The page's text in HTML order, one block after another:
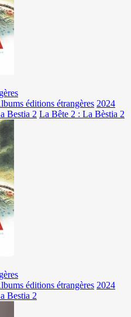
éditions étrangères 2024
Bestia 2 La Bête 2 : La Bèstia 2
éditions étrangères 2024
Bestia 2